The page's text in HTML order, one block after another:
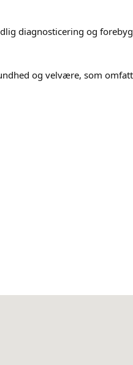
diagnosticering og
og velvære, som